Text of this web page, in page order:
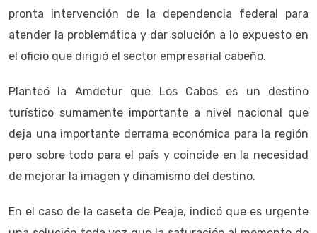
pronta intervención de la dependencia federal para
atender la problemática y dar solución a lo expuesto en
el oficio que dirigió el sector empresarial cabeño.
Planteó la Amdetur que Los Cabos es un destino
turístico sumamente importante a nivel nacional que
deja una importante derrama económica para la región
pero sobre todo para el país y coincide en la necesidad
de mejorar la imagen y dinamismo del destino.
En el caso de la caseta de Peaje, indicó que es urgente